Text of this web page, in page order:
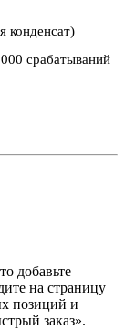
конденсат)
срабатываний
добавьте
на страницу
позиций и
заказ».